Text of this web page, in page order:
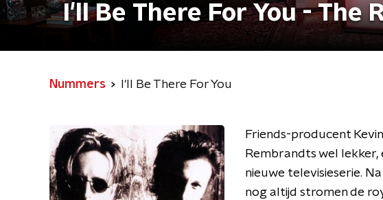
I'll Be There For You - The
Nummers I'll Be There For You
Friends-producent
Rembrandts wel lekker,
nieuwe televisieserie.
nog altijd stromen de